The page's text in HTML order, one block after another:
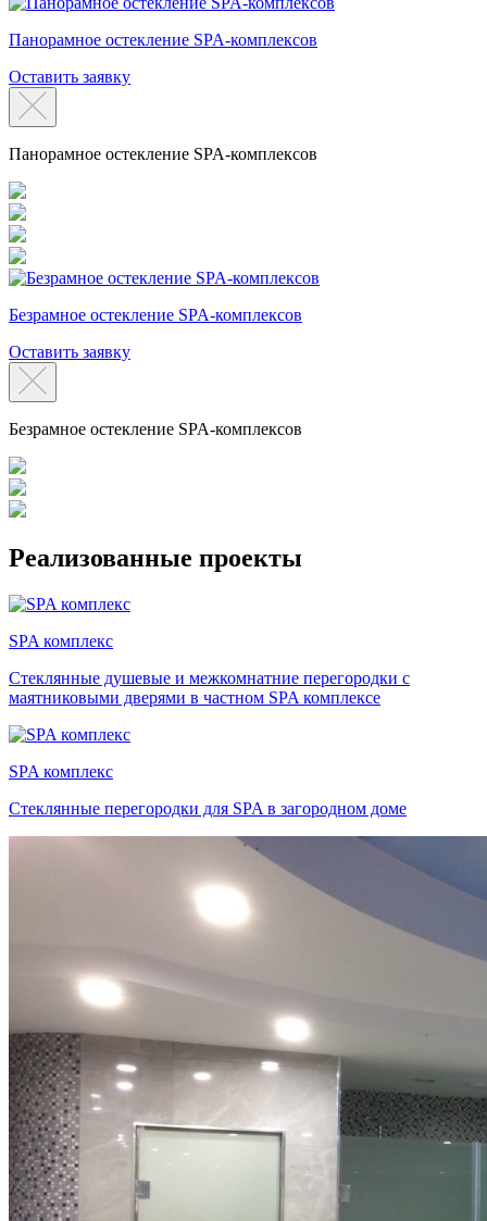
Панорамное остекление SPA-комплексов
Оставить заявку
Панорамное остекление SPA-комплексов
Безрамное остекление SPA-комплексов
Оставить заявку
Безрамное остекление SPA-комплексов
Реализованные проекты
SPA комплекс
Стеклянные душевые и межкомнатние перегородки с
маятниковыми дверями в частном SPA комплексе
SPA комплекс
Стеклянные перегородки для SPA в загородном доме